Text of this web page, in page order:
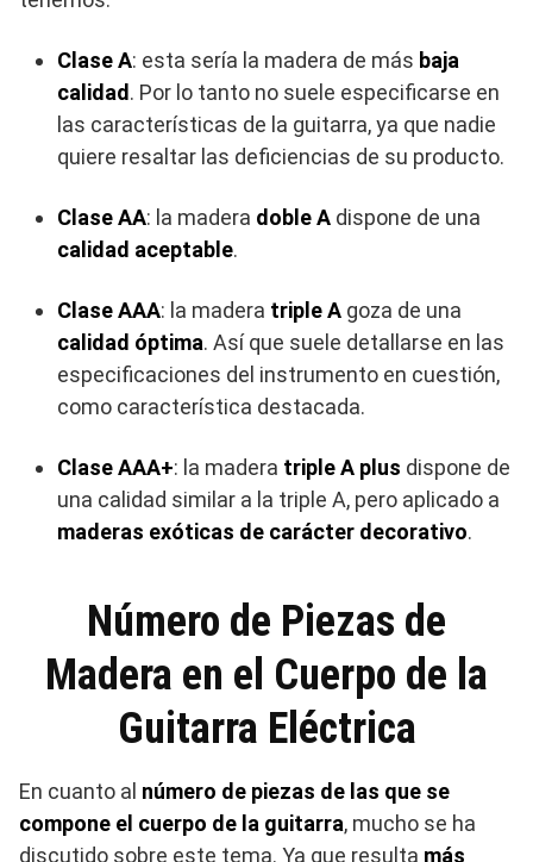
Clase A: esta sería la madera de más baja
calidad . Por lo tanto no suele especificarse en
las características de la guitarra, ya que nadie
quiere resaltar las deficiencias de su producto.
Clase AA: la madera doble A dispone de una
calidad aceptable.
Clase AAA: la madera triple A goza de una
calidad óptima. Así que suele detallarse en las
especificaciones del instrumento en cuestión,
como característica destacada.
Clase AAA+: la madera triple A plus dispone de
una calidad similar a la triple A, pero aplicado a
maderas exóticas de carácter decorativo.
Número de Piezas de
Madera en el Cuerpo de la
Guitarra Eléctrica
En cuanto al número de piezas de las que se
compone el cuerpo de la guitarra, mucho se ha
discutido sobre este tema. Ya que resulta más